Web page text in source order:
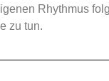
Rhythmus
zu tun.